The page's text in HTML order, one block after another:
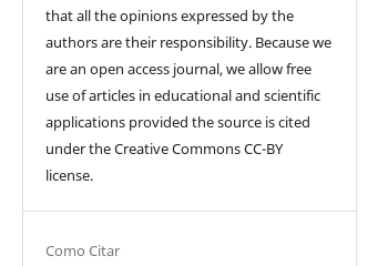
that all the opinions expressed by the
authors are their responsibility. Because we
are an open access journal, we allow free
use of articles in educational and scientific
applications provided the source is cited
under the Creative Commons CC-BY
license.
Como Citar